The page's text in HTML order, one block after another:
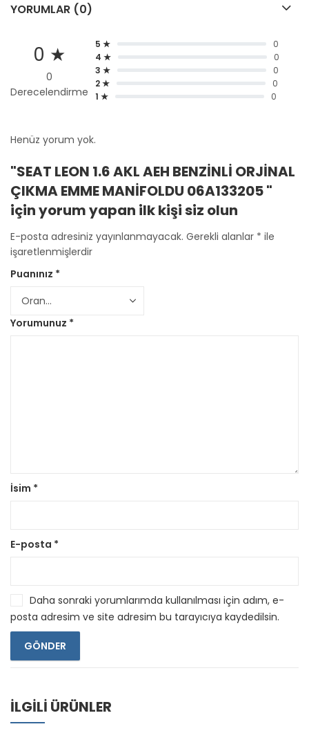
YORUMLAR (0)
0 ★
0
Derecelendirme
5 ★
0
4 ★
0
3 ★
0
2 ★
0
1 ★
0
Henüz yorum yok.
"SEAT LEON 1.6 AKL AEH BENZİNLİ ORJİNAL
ÇIKMA EMME MANİFOLDU 06A133205 "
için yorum yapan ilk kişi siz olun
E-posta adresiniz yayınlanmayacak. Gerekli alanlar * ile
işaretlenmişlerdir
Puanınız *
Yorumunuz *
İsim *
E-posta *
Daha sonraki yorumlarımda kullanılması için adım, e-
posta adresim ve site adresim bu tarayıcıya kaydedilsin.
İLGILI ÜRÜNLER